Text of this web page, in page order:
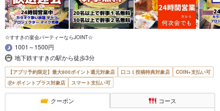
☆すすきの宴会パーティーならJOINT☆
1001～1500円
地下鉄すすきの駅から徒歩3分
【アプリ予約限定】最大800ポイント還元対象店 口コミ投稿特典対象店
COIN+支払い可
ポイントプラス対象店
スマート支払い可
クーポン コース